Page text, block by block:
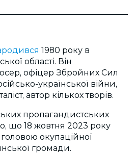
1980 року в
області. Він
офіцер Збройних Сил
української війни,
автор кількох творів.
пропагандистських
що 18 жовтня 2023 року
головою окупаційної
громади.